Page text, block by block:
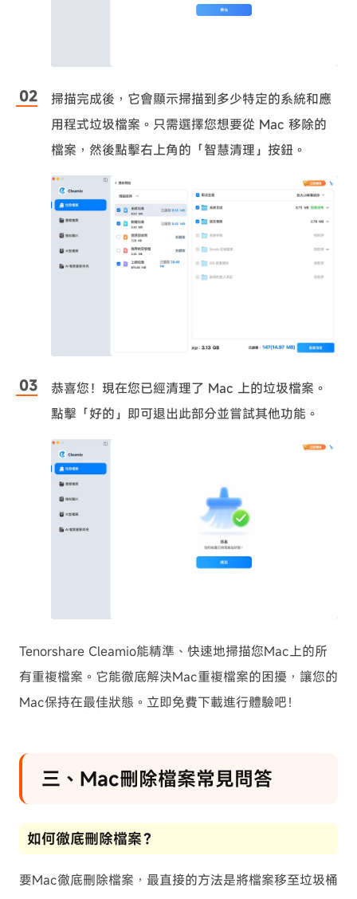
掃描完成後，它會顯示掃描到多少特定的系統和應
用程式垃圾檔案。只需選擇您想要從 Mac 移除的
檔案，然後點擊右上角的「智慧清理」按鈕。
恭喜您！現在您已經清理了 Mac 上的垃圾檔案。
點擊「好的」即可退出此部分並嘗試其他功能。
Tenorshare Cleamio能精準、快速地掃描您Mac上的所
有重複檔案。它能徹底解決Mac重複檔案的困擾，讓您的
Mac保持在最佳狀態。立即免費下載進行體驗吧！
三、Mac刪除檔案常見問答
如何徹底刪除檔案？
要Mac徹底刪除檔案，最直接的方法是將檔案移至垃圾桶